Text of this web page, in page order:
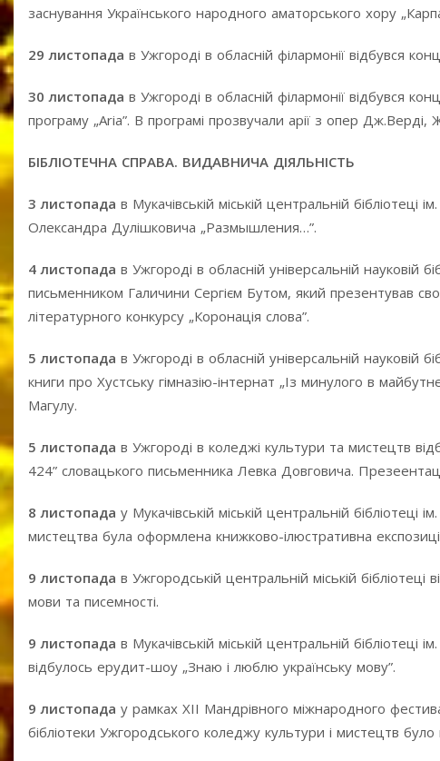
заснування Українського народного аматорського хору
29 листопада в Ужгороді в обласній філармонії відбувся
30 листопада в Ужгороді в обласній філармонії відбувся
програму „Aria”. В програмі прозвучали арії з опер
БІБЛІОТЕЧНА СПРАВА. ВИДАВНИЧА ДІЯЛЬНІСТЬ
3 листопада в Мукачівській міській центральній
Олександра Дулішковича „Размышления…”.
4 листопада в Ужгороді в обласній універсальній науковій
письменником Галичини Сергієм Бутом, який презентував
літературного конкурсу „Коронація слова”.
5 листопада в Ужгороді в обласній універсальній науковій
книги про Хустську гімназію-інтернат „Із минулого в
Магулу.
5 листопада в Ужгороді в коледжі культури та мистецтв
424” словацького письменника Левка Довговича.
8 листопада у Мукачівській міській центральній
мистецтва була оформлена книжково-ілюстративна
9 листопада в Ужгородській центральній міській
мови та писемності.
9 листопада в Мукачівській міській центральній
відбулось ерудит-шоу „Знаю і люблю українську мову”.
9 листопада у рамках ХІІ Мандрівного міжнародного
бібліотеки Ужгородського коледжу культури і мистецтв